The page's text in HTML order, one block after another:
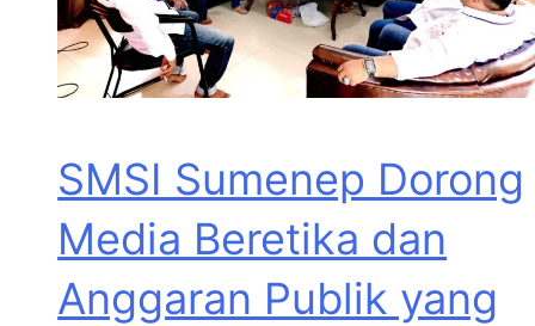
SMSI Sumenep Dorong
Media Beretika dan
Anggaran Publik yang